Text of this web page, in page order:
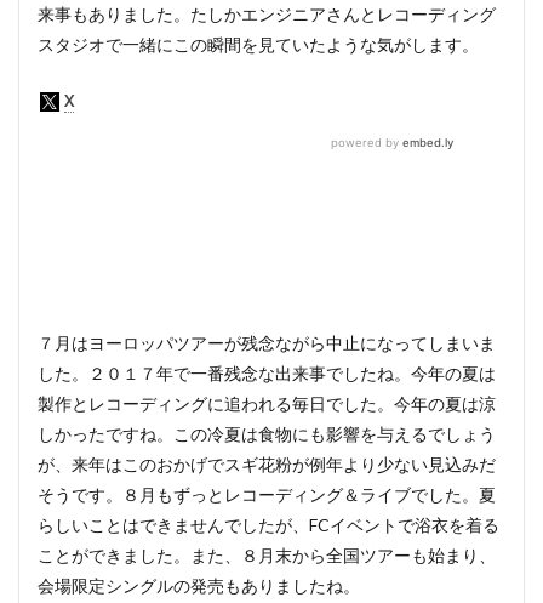
来事もありました。たしかエンジニアさんとレコーディング
スタジオで一緒にこの瞬間を見ていたような気がします。
７月はヨーロッパツアーが残念ながら中止になってしまいま
した。２０１７年で一番残念な出来事でしたね。今年の夏は
製作とレコーディングに追われる毎日でした。今年の夏は涼
しかったですね。この冷夏は食物にも影響を与えるでしょう
が、来年はこのおかげでスギ花粉が例年より少ない見込みだ
そうです。８月もずっとレコーディング＆ライブでした。夏
らしいことはできませんでしたが、FCイベントで浴衣を着る
ことができました。また、８月末から全国ツアーも始まり、
会場限定シングルの発売もありましたね。